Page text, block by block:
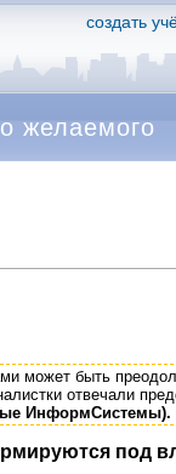
создать
желаемого
может быть
отвечали
ИнформСистемы).
под